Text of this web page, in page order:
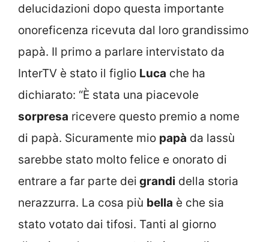
delucidazioni dopo questa importante
onoreficenza ricevuta dal loro grandissimo
papà. Il primo a parlare intervistato da
InterTV è stato il figlio Luca che ha
dichiarato: “È stata una piacevole
sorpresa ricevere questo premio a nome
di papà. Sicuramente mio papà da lassù
sarebbe stato molto felice e onorato di
entrare a far parte dei grandi della storia
nerazzurra. La cosa più bella è che sia
stato votato dai tifosi. Tanti al giorno